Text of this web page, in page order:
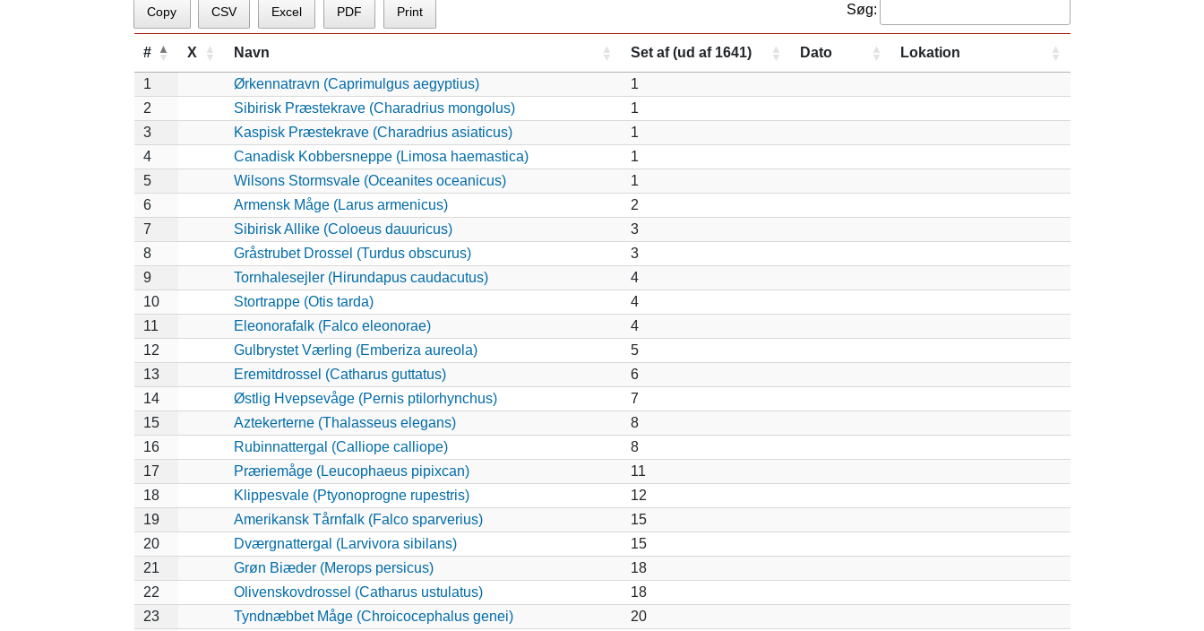
Copy CSV Excel PDF Print Søg:
# X Navn Set af (ud af 1641) Dato Lokation
1 Ørkennatravn (Caprimulgus aegyptius)
1
2
Sibirisk Præstekrave (Charadrius mongolus)
1
3
Kaspisk Præstekrave (Charadrius asiaticus)
1
4
Canadisk Kobbersneppe (Limosa haemastica)
1
5
Wilsons Stormsvale (Oceanites oceanicus)
1
6
Armensk Måge (Larus armenicus)
2
7
Sibirisk Allike (Coloeus dauuricus)
3
8
Gråstrubet Drossel (Turdus obscurus)
3
9
Tornhalesejler (Hirundapus caudacutus)
4
10
Stortrappe (Otis tarda)
4
11
Eleonorafalk (Falco eleonorae)
4
12
Gulbrystet Værling (Emberiza aureola)
5
13
Eremitdrossel (Catharus guttatus)
6
14
Østlig Hvepsevåge (Pernis ptilorhynchus)
7
15
Aztekerterne (Thalasseus elegans)
8
16
Rubinnattergal (Calliope calliope)
8
17
Præriemåge (Leucophaeus pipixcan)
11
18
Klippesvale (Ptyonoprogne rupestris)
12
19
Amerikansk Tårnfalk (Falco sparverius)
15
20
Dværgnattergal (Larvivora sibilans)
15
21
Grøn Biæder (Merops persicus)
18
22
Olivenskovdrossel (Catharus ustulatus)
18
23
Tyndnæbbet Måge (Chroicocephalus genei)
20